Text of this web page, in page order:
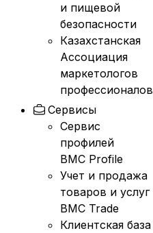
и пищевой
безопасности
Казахстанская
Ассоциация
маркетологов
профессионалов
Сервисы
Сервис
профилей
BMC Profile
Учет и продажа
товаров и услуг
BMC Trade
Клиентская база